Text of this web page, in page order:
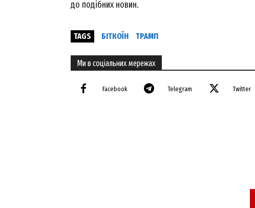
до подібних новин.
TAGS БІТКОЇН ТРАМП
Ми в соціальних мережах
Facebook Telegram Twitter